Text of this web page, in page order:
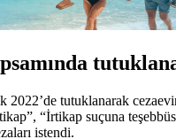
2022’de tutuklanarak
“İrtikap suçuna
istendi.